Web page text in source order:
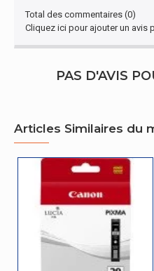
Total des commentaires (0)
Cliquez ici pour ajouter un avis
PAS D'AVIS
Articles Similaires du